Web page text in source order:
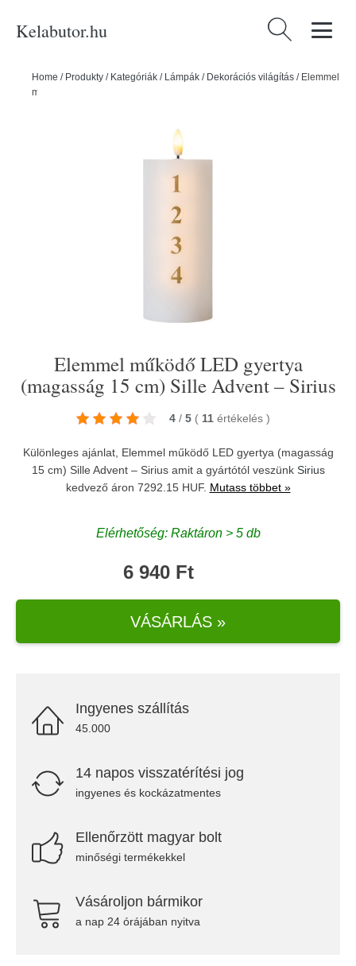
Kelabutor.hu Keresés:
Home / Produkty / Kategóriák / Lámpák / Dekorációs világítás / Elemmel
működő LED gyertya (magasság 15 cm) Sille Advent – Sirius
Elemmel működő LED gyertya
(magasság 15 cm) Sille Advent – Sirius
4 / 5 ( 11 értékelés )
Különleges ajánlat, Elemmel működő LED gyertya (magasság
15 cm) Sille Advent – Sirius amit a gyártótól veszünk Sirius
kedvező áron 7292.15 HUF. Mutass többet »
Elérhetőség: Raktáron > 5 db
6 940 Ft
VÁSÁRLÁS »
Ingyenes szállítás
45.000
14 napos visszatérítési jog
ingyenes és kockázatmentes
Ellenőrzött magyar bolt
minőségi termékekkel
Vásároljon bármikor
a nap 24 órájában nyitva